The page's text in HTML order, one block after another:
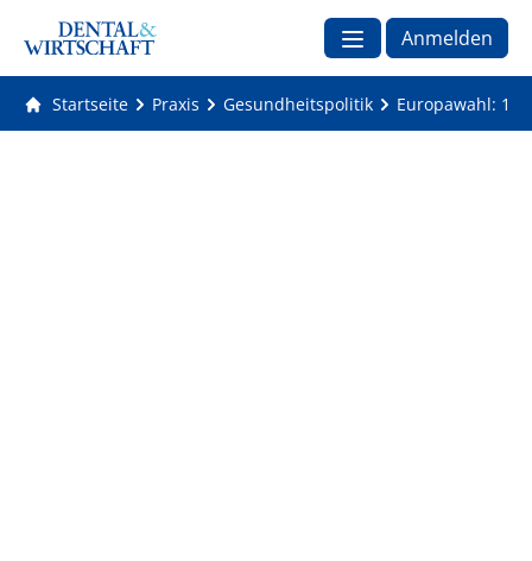
Anmelden
Startseite Praxis Gesundheitspolitik Europawahl: 12